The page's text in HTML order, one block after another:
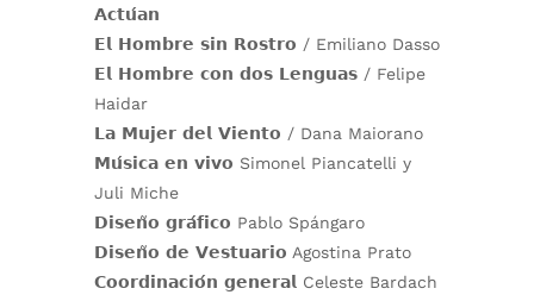
𝗔𝗰𝘁𝘂́𝗮𝗻
𝗘𝗹 𝗛𝗼𝗺𝗯𝗿𝗲 𝘀𝗶𝗻 𝗥𝗼𝘀𝘁𝗿𝗼 / Emiliano Dasso
𝗘𝗹 𝗛𝗼𝗺𝗯𝗿𝗲 𝗰𝗼𝗻 𝗱𝗼𝘀 𝗟𝗲𝗻𝗴𝘂𝗮𝘀 / Felipe
Haidar
𝗟𝗮 𝗠𝘂𝗷𝗲𝗿 𝗱𝗲𝗹 𝗩𝗶𝗲𝗻𝘁𝗼 / Dana Maiorano
𝗠𝘂́𝘀𝗶𝗰𝗮 𝗲𝗻 𝘃𝗶𝘃𝗼 Simonel Piancatelli y
Juli Miche
𝗗𝗶𝘀𝗲𝗻̃𝗼 𝗴𝗿𝗮́𝗳𝗶𝗰𝗼 Pablo Spángaro
𝗗𝗶𝘀𝗲𝗻̃𝗼 𝗱𝗲 𝗩𝗲𝘀𝘁𝘂𝗮𝗿𝗶𝗼 Agostina Prato
𝗖𝗼𝗼𝗿𝗱𝗶𝗻𝗮𝗰𝗶𝗼́𝗻 𝗴𝗲𝗻𝗲𝗿𝗮𝗹 Celeste Bardach